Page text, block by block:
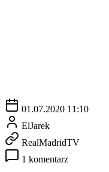
01.07.2020 11:10
ElJarek
RealMadridTV
1 komentarz